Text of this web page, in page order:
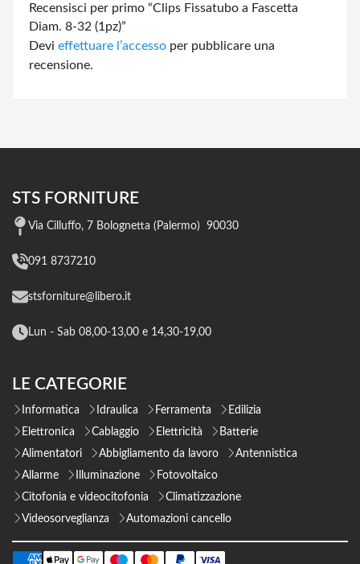
Recensisci per primo “Clips Fissatubo a Fascetta
Diam. 8-32 (1pz)”
Devi effettuare l’accesso per pubblicare una
recensione.
STS FORNITURE
Via Cilluffo, 7 Bolognetta (Palermo) 90030
091 8737210
stsforniture@libero.it
Lun - Sab 08,00-13,00 e 14,30-19,00
LE CATEGORIE
Informatica Idraulica Ferramenta
Edilizia
Elettronica
Cablaggio Elettricità
Batterie
Alimentatori
Abbigliamento da lavoro
Antennistica
Allarme
Illuminazione
Fotovoltaico
Citofonia e videocitofonia
Climatizzazione
Videosorveglianza
Automazioni cancello